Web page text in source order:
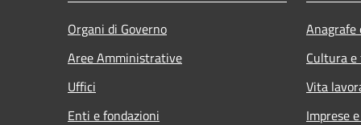
Organi di Governo
Aree Amministrative
Uffici
Enti e fondazioni
Cultura
Vita
Imprese